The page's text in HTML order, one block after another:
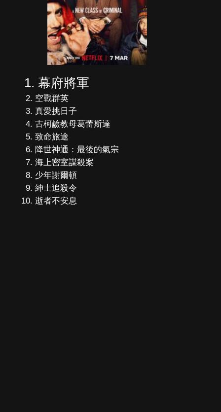
幕府將軍
空戰群英
真愛挑日子
古柯鹼教母葛蕾斯達
致命旅途
降世神通：最後的氣宗
海上密室謀殺案
少年謝爾頓
紳士追殺令
逝者不安息